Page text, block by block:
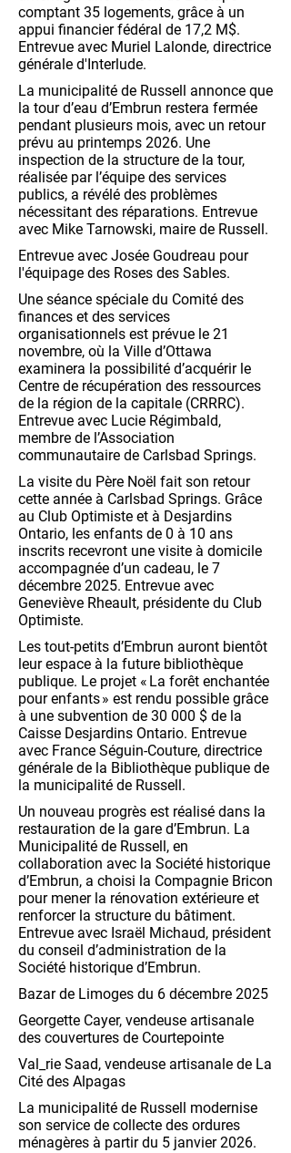
comptant 35 logements, grâce à un
appui financier fédéral de 17,2 M$.
Entrevue avec Muriel Lalonde, directrice
générale d'Interlude.
La municipalité de Russell annonce que
la tour d’eau d’Embrun restera fermée
pendant plusieurs mois, avec un retour
prévu au printemps 2026. Une
inspection de la structure de la tour,
réalisée par l’équipe des services
publics, a révélé des problèmes
nécessitant des réparations. Entrevue
avec Mike Tarnowski, maire de Russell.
Entrevue avec Josée Goudreau pour
l'équipage des Roses des Sables.
Une séance spéciale du Comité des
finances et des services
organisationnels est prévue le 21
novembre, où la Ville d’Ottawa
examinera la possibilité d’acquérir le
Centre de récupération des ressources
de la région de la capitale (CRRRC).
Entrevue avec Lucie Régimbald,
membre de l’Association
communautaire de Carlsbad Springs.
La visite du Père Noël fait son retour
cette année à Carlsbad Springs. Grâce
au Club Optimiste et à Desjardins
Ontario, les enfants de 0 à 10 ans
inscrits recevront une visite à domicile
accompagnée d’un cadeau, le 7
décembre 2025. Entrevue avec
Geneviève Rheault, présidente du Club
Optimiste.
Les tout-petits d’Embrun auront bientôt
leur espace à la future bibliothèque
publique. Le projet « La forêt enchantée
pour enfants » est rendu possible grâce
à une subvention de 30 000 $ de la
Caisse Desjardins Ontario. Entrevue
avec France Séguin-Couture, directrice
générale de la Bibliothèque publique de
la municipalité de Russell.
Un nouveau progrès est réalisé dans la
restauration de la gare d’Embrun. La
Municipalité de Russell, en
collaboration avec la Société historique
d’Embrun, a choisi la Compagnie Bricon
pour mener la rénovation extérieure et
renforcer la structure du bâtiment.
Entrevue avec Israël Michaud, président
du conseil d’administration de la
Société historique d’Embrun.
Bazar de Limoges du 6 décembre 2025
Georgette Cayer, vendeuse artisanale
des couvertures de Courtepointe
Val_rie Saad, vendeuse artisanale de La
Cité des Alpagas
La municipalité de Russell modernise
son service de collecte des ordures
ménagères à partir du 5 janvier 2026.